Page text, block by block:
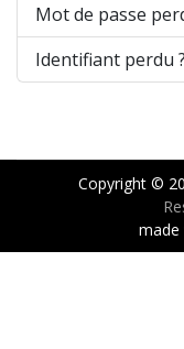
Mot de passe
Identifiant perdu ?
Copyright ©
made